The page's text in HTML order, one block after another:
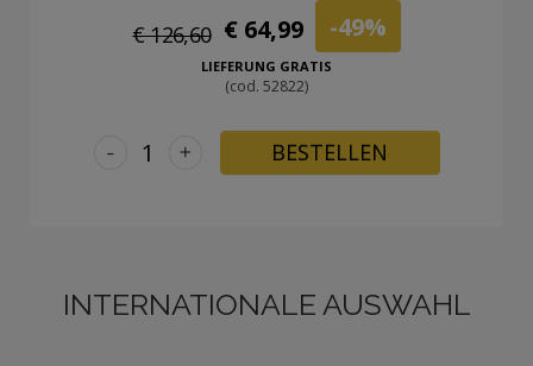
€ 126,60 € 64,99 -49%
LIEFERUNG GRATIS
(cod. 52822)
+
- BESTELLEN
INTERNATIONALE AUSWAHL